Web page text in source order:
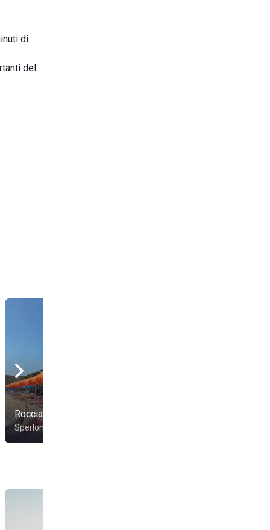
di
del
Roccia Dei Falchi
Sperlonga